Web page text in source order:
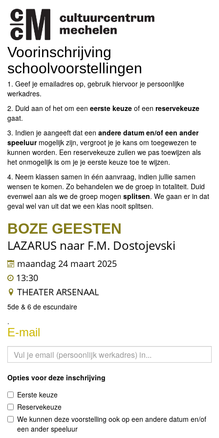
Voorinschrijving
schoolvoorstellingen
1. Geef je emailadres op, gebruik hiervoor je persoonlijke
werkadres.
2. Duid aan of het om een eerste keuze of een reservekeuze
gaat.
3. Indien je aangeeft dat een andere datum en/of een ander
speeluurmogelijk zijn, vergroot je je kans om toegewezen te
kunnen worden. Een reservekeuze zullen we pas toewijzen als
het onmogelijk is om je je eerste keuze toe te wijzen.
4. Neem klassen samen in één aanvraag, indien jullie samen
wensen te komen. Zo behandelen we de groep in totaliteit. Duid
evenwel aan als we de groep mogen splitsen. We gaan er in dat
geval wel van uit dat we een klas nooit splitsen.
BOZE GEESTEN
LAZARUS naar F.M. Dostojevski
maandag 24 maart 2025
13:30
THEATER ARSENAAL
5de & 6 de escundaire
.
E-mail
Opties voor deze inschrijving
Eerste keuze
Reservekeuze
We kunnen deze voorstelling ook op een andere datum en/of
een ander speeluur